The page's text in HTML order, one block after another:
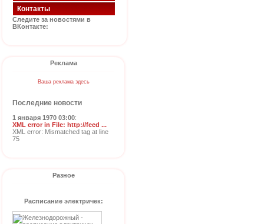
Контакты
Следите за новостями в
ВКонтакте:
Реклама
Ваша реклама здесь
Последние новости
1 января 1970 03:00:
XML error in File: http://feed ...
XML error: Mismatched tag at line
75
Разное
Расписание электричек: